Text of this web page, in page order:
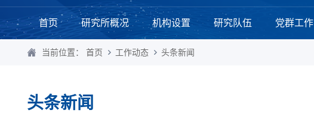
首页 研究所概况 机构设置 研究队伍 党群工作
当前位置： 首页 工作动态 头条新闻
头条新闻